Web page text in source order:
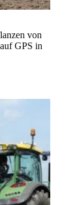
von
GPS in